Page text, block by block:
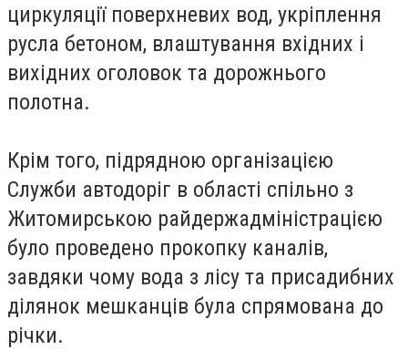
циркуляції поверхневих вод, укріплення
русла бетоном, влаштування вхідних і
вихідних оголовок та дорожнього
полотна.
Крім того, підрядною організацією
Служби автодоріг в області спільно з
Житомирською райдержадміністрацією
було проведено прокопку каналів,
завдяки чому вода з лісу та присадибних
ділянок мешканців була спрямована до
річки.